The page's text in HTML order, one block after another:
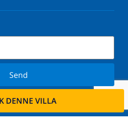
DENNE VILLA
Send
og bliv orienteret om
tilbud. Vi respekterer dit